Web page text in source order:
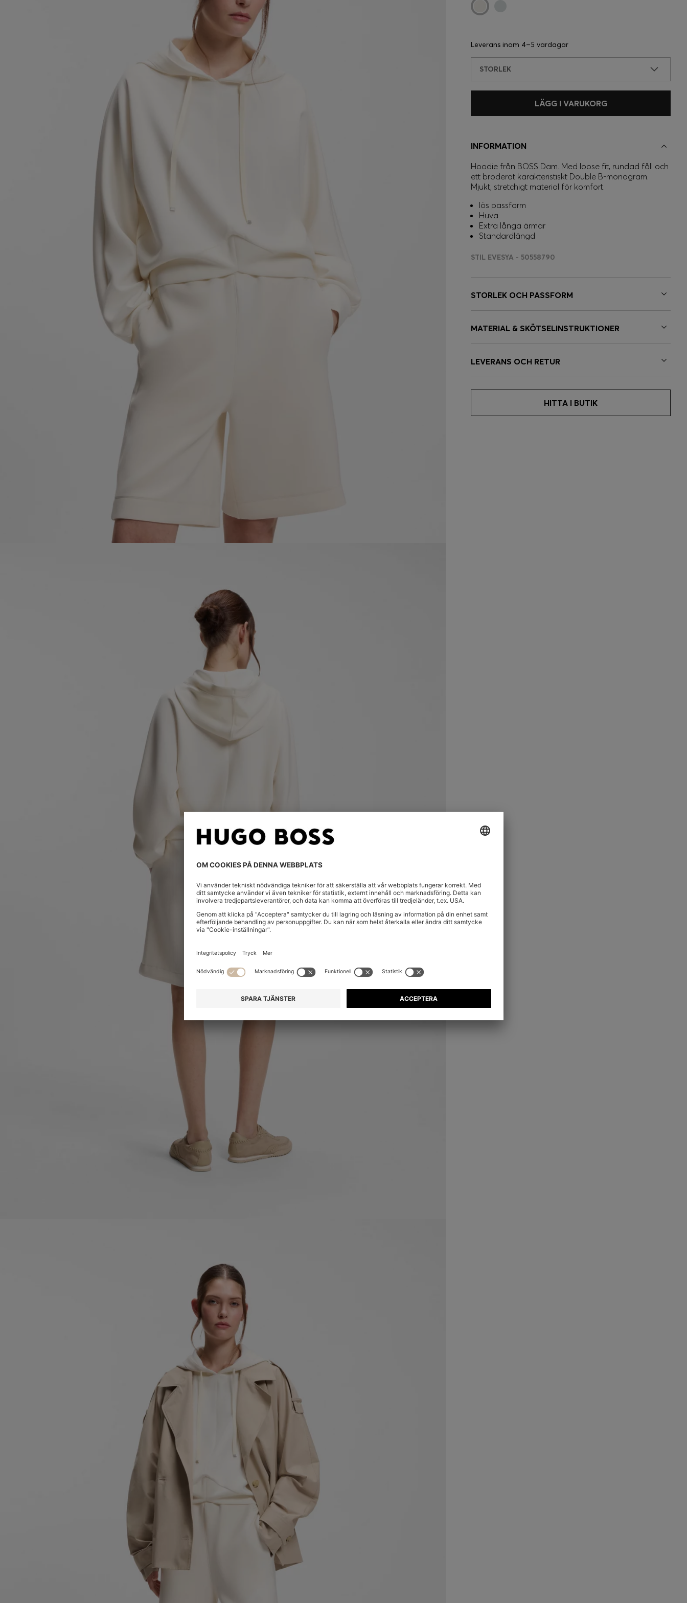
Leverans inom 4–5 vardagar
STORLEK
LÄGG I VARUKORG
INFORMATION
Hoodie från BOSS Dam. Med loose fit, rundad fåll och
ett broderat karakteristiskt Double B-monogram.
Mjukt, stretchigt material för komfort.
lös passform
Huva
Extra långa ärmar
Standardlängd
STIL EVESYA - 50558790
STORLEK OCH PASSFORM
MATERIAL & SKÖTSELINSTRUKTIONER
LEVERANS OCH RETUR
HITTA I BUTIK